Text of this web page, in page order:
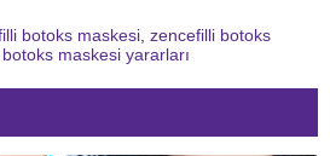
botoks maskesi, zencefilli botoks
maskesi yararları